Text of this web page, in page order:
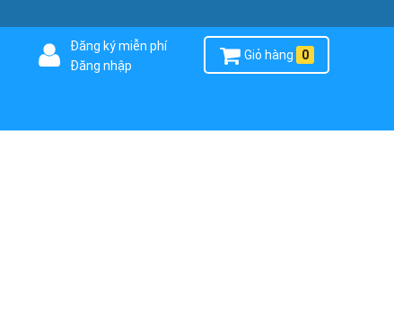
Đăng ký miễn phí
Đăng nhập
Giỏ hàng 0